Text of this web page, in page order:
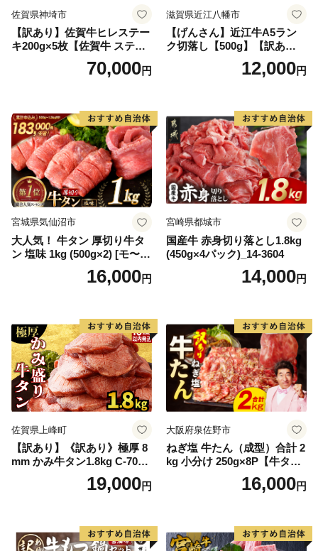
佐賀県神埼市
【訳あり】佐賀牛ヒレステー
キ200g×5枚【佐賀牛 ステー
キ ブランド肉 ヒレ肉 フィレ
肉 ジューシー ヘルシー】(H0
70,000円
滋賀県近江八幡市
【げんさん】近江牛A5ラン
ク切落し【500g】【訳あり】
12,000円
宮城県気仙沼市
大人気！ 牛タン 厚切り牛タ
ン 塩味 1kg (500g×2) [モ〜ラ
ンド 宮城県 気仙沼市 205646
60] 肉 牛肉 精肉 牛たん 牛タ
厚切り タン
16,000円
宮崎県都城市
国産牛 赤身切り落とし1.8kg
(450g×4パック)_14-3604
14,000円
佐賀県上峰町
【訳あり】《訳あり》極厚 8
mm かみ牛タン1.8kg C-709-
19,000円
大阪府泉佐野市
ねぎ塩 牛たん（成型）合計 2
kg 小分け 250g×8P【牛タン
牛肉 焼肉用 薄切り 訳あり サ
16,000円